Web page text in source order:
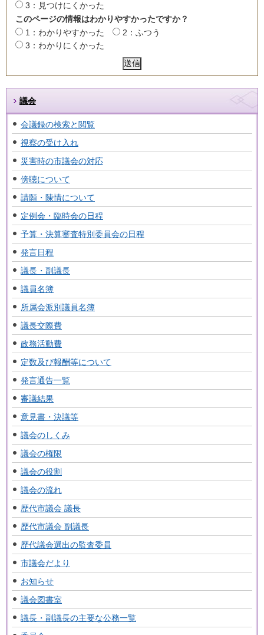
3：見つけにくかった
このページの情報はわかりやすかったですか？
1：わかりやすかった
2：ふつう
3：わかりにくかった
議会
会議録の検索と閲覧
視察の受け入れ
災害時の市議会の対応
傍聴について
請願・陳情について
定例会・臨時会の日程
予算・決算審査特別委員会の日程
発言日程
議長・副議長
議員名簿
所属会派別議員名簿
議長交際費
政務活動費
定数及び報酬等について
発言通告一覧
審議結果
意見書・決議等
議会のしくみ
議会の権限
議会の役割
議会の流れ
歴代市議会 議長
歴代市議会 副議長
歴代議会選出の監査委員
市議会だより
お知らせ
議会図書室
議長・副議長の主要な公務一覧